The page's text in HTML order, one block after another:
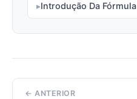
Introdução Da Fórmula
← ANTERIOR